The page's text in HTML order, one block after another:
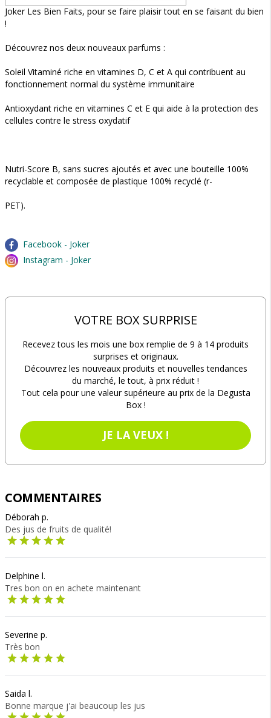
Joker Les Bien Faits, pour se faire plaisir tout en se faisant du bien
!
Découvrez nos deux nouveaux parfums :
Soleil Vitaminé riche en vitamines D, C et A qui contribuent au
fonctionnement normal du système immunitaire
Antioxydant riche en vitamines C et E qui aide à la protection des
cellules contre le stress oxydatif
Nutri-Score B, sans sucres ajoutés et avec une bouteille 100%
recyclable et composée de plastique 100% recyclé (r-
PET).
Facebook - Joker
Instagram - Joker
VOTRE BOX SURPRISE
Recevez tous les mois une box remplie de 9 à 14 produits
surprises et originaux.
Découvrez les nouveaux produits et nouvelles tendances
du marché, le tout, à prix réduit !
Tout cela pour une valeur supérieure au prix de la Degusta
Box !
JE LA VEUX !
COMMENTAIRES
Déborah p.
Des jus de fruits de qualité!
Delphine l.
Tres bon on en achete maintenant
Severine p.
Très bon
Saida l.
Bonne marque j'ai beaucoup les jus